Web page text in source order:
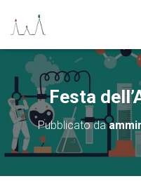
Festa
Pubblicato da